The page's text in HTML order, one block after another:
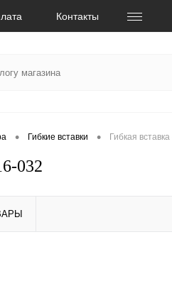
Контакты
• Гибкие вставки • Гибкая
032